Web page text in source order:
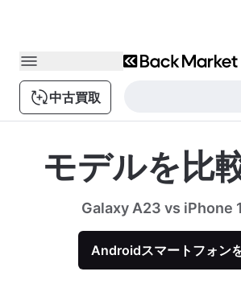
中古買取
モデルを比
Galaxy A23 vs iPhone
Androidスマートフォン